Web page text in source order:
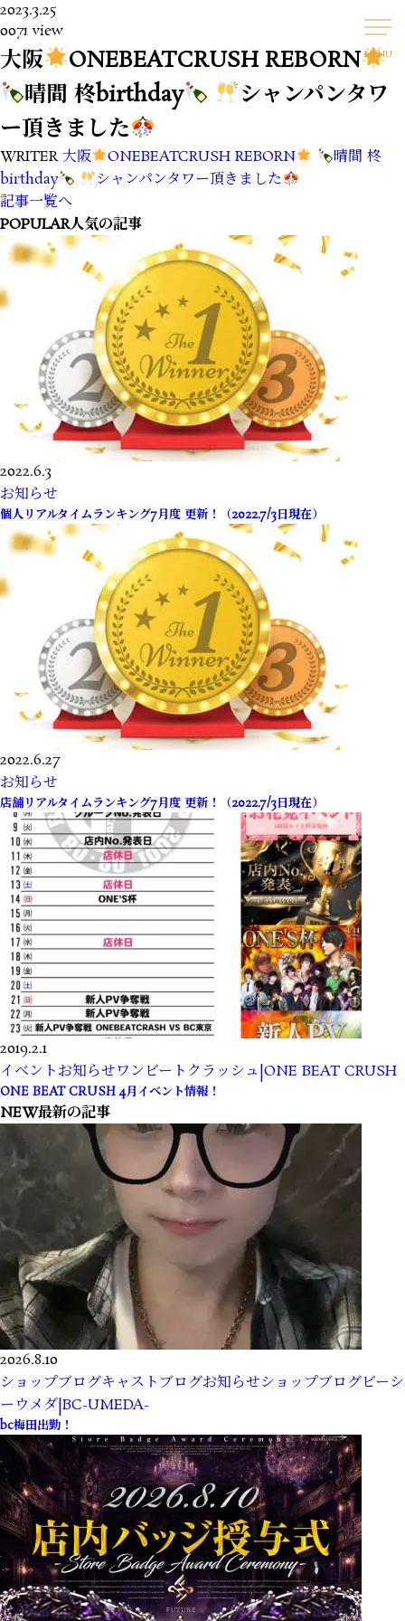
MENU
2023.3.25
0071 view
大阪
ONEBEATCRUSH REBORN
晴間 柊birthday
シャンパンタワ
ー頂きました
WRITER 大阪 ONEBEATCRUSH REBORN
晴間 柊
birthday
シャンパンタワー頂きました
記事一覧へ
POPULAR人気の記事
2022.6.3
お知らせ
個人リアルタイムランキング7月度 更新！（2022.7/3日現在）
2022.6.27
お知らせ
店舗リアルタイムランキング7月度 更新！（2022.7/3日現在）
2019.2.1
イベントお知らせワンビートクラッシュ|ONE BEAT CRUSH
ONE BEAT CRUSH 4月イベント情報！
NEW最新の記事
2026.8.10
ショップブログキャストブログお知らせショップブログビーシ
ーウメダ|BC-UMEDA-
bc梅田出勤！